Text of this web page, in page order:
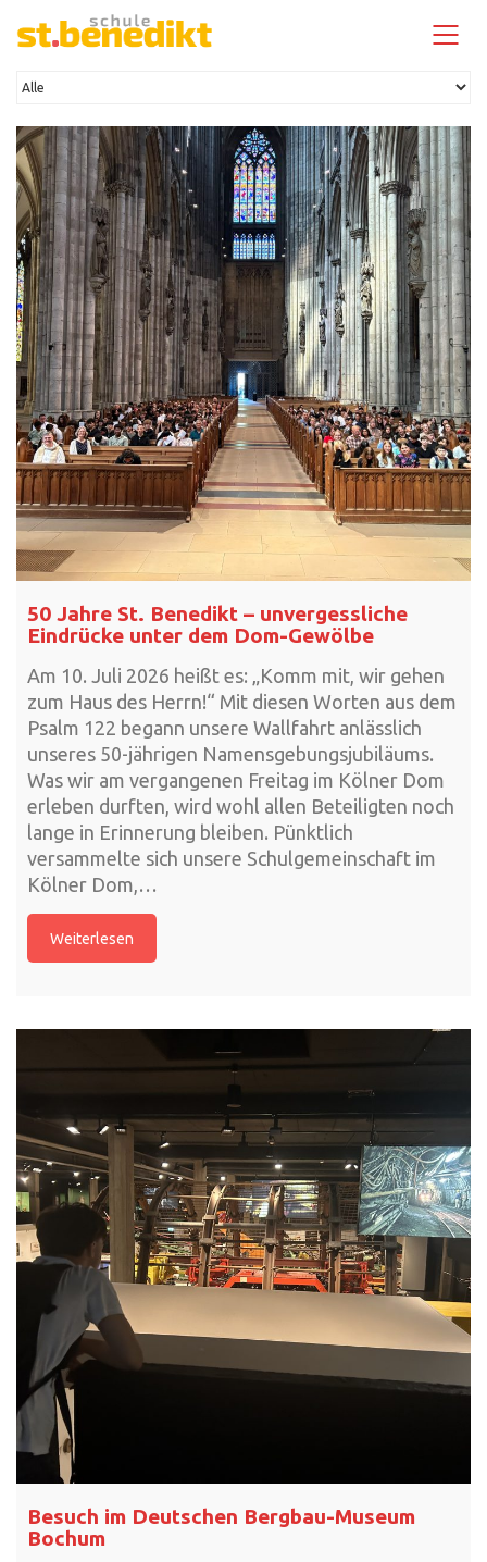
50 Jahre St. Benedikt – unvergessliche
Eindrücke unter dem Dom-Gewölbe
Am 10. Juli 2026 heißt es: „Komm mit, wir gehen
zum Haus des Herrn!“ Mit diesen Worten aus dem
Psalm 122 begann unsere Wallfahrt anlässlich
unseres 50-jährigen Namensgebungsjubiläums.
Was wir am vergangenen Freitag im Kölner Dom
erleben durften, wird wohl allen Beteiligten noch
lange in Erinnerung bleiben. Pünktlich
versammelte sich unsere Schulgemeinschaft im
Kölner Dom,…
Weiterlesen
Besuch im Deutschen Bergbau-Museum
Bochum